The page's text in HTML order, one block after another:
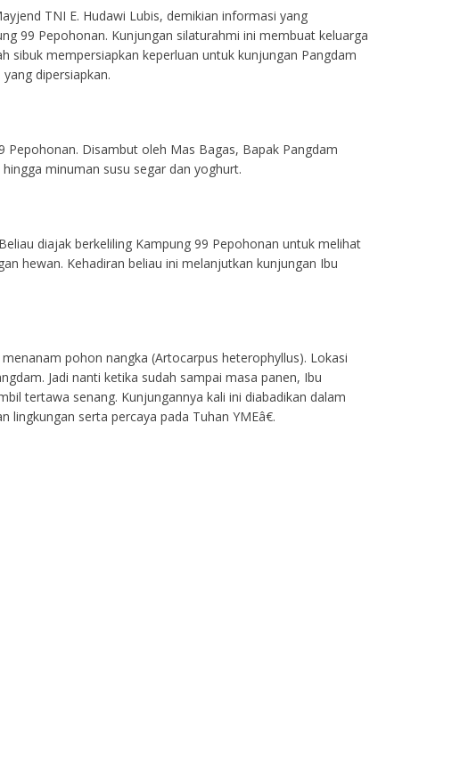
TNI E. Hudawi Lubis, demikian informasi yang
99 Pepohonan. Kunjungan silaturahmi ini membuat keluarga
sibuk mempersiapkan keperluan untuk kunjungan Pangdam
dipersiapkan.
Disambut oleh Mas Bagas, Bapak Pangdam
minuman susu segar dan yoghurt.
diajak berkeliling Kampung 99 Pepohonan untuk melihat
hewan. Kehadiran beliau ini melanjutkan kunjungan Ibu
pohon nangka (Artocarpus heterophyllus). Lokasi
Jadi nanti ketika sudah sampai masa panen, Ibu
tertawa senang. Kunjungannya kali ini diabadikan dalam
serta percaya pada Tuhan YMEâ€.